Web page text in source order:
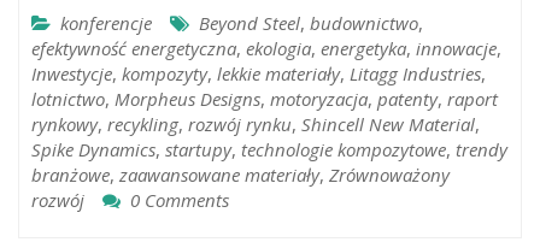
konferencje Beyond Steel, budownictwo,
efektywność energetyczna, ekologia, energetyka, innowacje,
Inwestycje, kompozyty, lekkie materiały, Litagg Industries,
lotnictwo, Morpheus Designs, motoryzacja, patenty, raport
rynkowy, recykling, rozwój rynku, Shincell New Material,
Spike Dynamics, startupy, technologie kompozytowe, trendy
branżowe, zaawansowane materiały, Zrównoważony
rozwój
0 Comments